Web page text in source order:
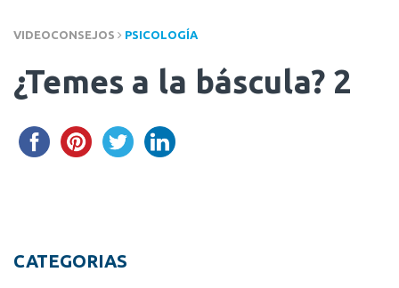
VIDEOCONSEJOS PSICOLOGÍA
¿Temes a la báscula? 2
CATEGORIAS